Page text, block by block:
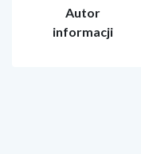
Autor
informacji